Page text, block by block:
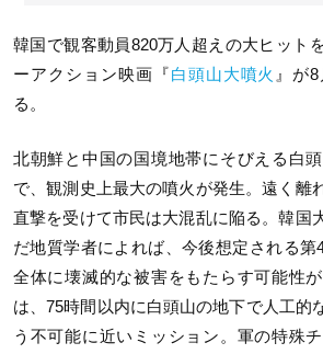
韓国で観客動員820万人超えの大ヒット
ーアクション映画『白頭山大噴火 』が
る。
北朝鮮と中国の国境地帯にそびえる白頭
で、観測史上最大の噴火が発生。遠く離
直撃を受けて市民は大混乱に陥る。韓国
だ地質学者によれば、今後想定される第
全体に壊滅的な被害をもたらす可能性
は、75時間以内に白頭山の地下で人工的
う不可能に近いミッション。軍の特殊